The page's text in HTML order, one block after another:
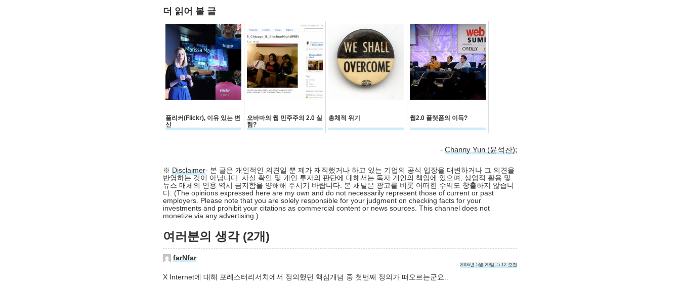
더 읽어 볼 글
플리커(Flickr), 이유 있는 변
신
오바마의 웹 민주주의 2.0 실
험?
총체적 위기 웹2.0 플랫폼의 이득?
- Channy Yun (윤석찬);
※ Disclaimer- 본 글은 개인적인 의견일 뿐 제가 재직했거나 하고 있는 기업의 공식 입장을 대변하거나 그 의견을
반영하는 것이 아닙니다. 사실 확인 및 개인 투자의 판단에 대해서는 독자 개인의 책임에 있으며, 상업적 활용 및
뉴스 매체의 인용 역시 금지함을 양해해 주시기 바랍니다. 본 채널은 광고를 비롯 어떠한 수익도 창출하지 않습니
다. (The opinions expressed here are my own and do not necessarily represent those of current or past
employers. Please note that you are solely responsible for your judgment on checking facts for your
investments and prohibit your citations as commercial content or news sources. This channel does not
monetize via any advertising.)
여러분의 생각 (2개)
farNfar
2006년 5월 29일, 5:12 오전
X Internet에 대해 포레스터리서치에서 정의했던 핵심개념 중 첫번째 정의가 떠오르는군요..